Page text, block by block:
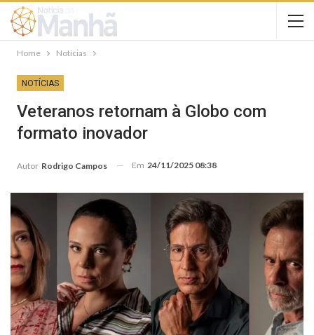
Home Notícias
NOTÍCIAS
Veteranos retornam à Globo com
formato inovador
Autor Rodrigo Campos Em 24/11/2025 08:38